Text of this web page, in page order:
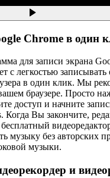
Chrome в один
для записи экрана
с легкостью
в один клик. Мы
браузере. Просто
доступ и начните
Когда Вы закончите,
музыку без авторских
музыки.
и